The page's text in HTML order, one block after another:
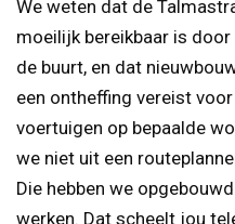
We weten dat de
moeilijk bereikbaar is
de buurt, en dat
een ontheffing vereist
voertuigen op bepaalde
we niet uit een
Die hebben we
werken. Dat scheelt jou